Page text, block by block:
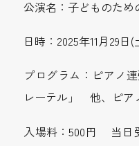
公演名：子どものた
日時：2025年11月29
プログラム：ピアノ
レーテル」 他、ピア
入場料：500円 当日